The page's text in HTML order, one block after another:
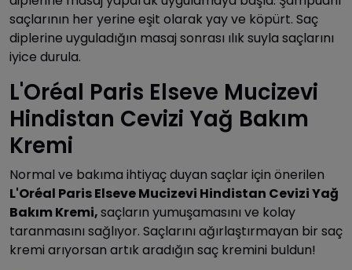
saçlarının her yerine eşit olarak yay ve köpürt. Saç
diplerine uyguladığın masaj sonrası ılık suyla saçlarını
iyice durula.
L'Oréal Paris Elseve Mucizevi
Hindistan Cevizi Yağ Bakım
Kremi
Normal ve bakıma ihtiyaç duyan saçlar için önerilen
L'Oréal Paris Elseve Mucizevi Hindistan Cevizi Yağ
Bakım Kremi,saçların yumuşamasını ve kolay
taranmasını sağlıyor. Saçlarını ağırlaştırmayan bir saç
kremi arıyorsan artık aradığın saç kremini buldun!